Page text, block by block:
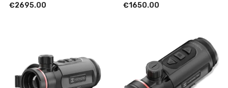
€2695.00 €1650.00